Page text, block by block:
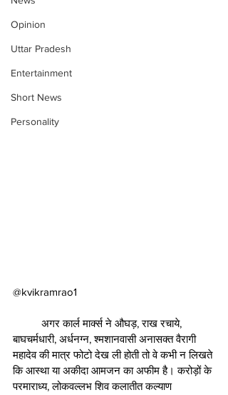
Opinion
Uttar Pradesh
Entertainment
Short News
Personality
@kvikramrao1
बाघचर्मधारी, अर्धनग्न, श्मशानवासी अनासक्त वैरागी
महादेव की मात्र फोटो देख ली होती तो वे कभी न लिखते
कि आस्था या अकीदा आमजन का अफीम है। करोड़ों के
परमाराध्य, लोकवल्लभ शिव कलातीत कल्याण